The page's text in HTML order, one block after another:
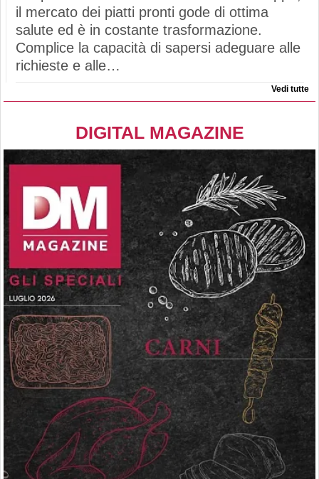
il mercato dei piatti pronti gode di ottima
salute ed è in costante trasformazione.
Complice la capacità di sapersi adeguare alle
richieste e alle…
Vedi tutte
DIGITAL MAGAZINE